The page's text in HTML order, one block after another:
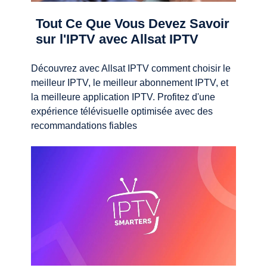
Tout Ce Que Vous Devez Savoir
sur l'IPTV avec Allsat IPTV
Découvrez avec Allsat IPTV comment choisir le
meilleur IPTV, le meilleur abonnement IPTV, et
la meilleure application IPTV. Profitez d'une
expérience télévisuelle optimisée avec des
recommandations fiables